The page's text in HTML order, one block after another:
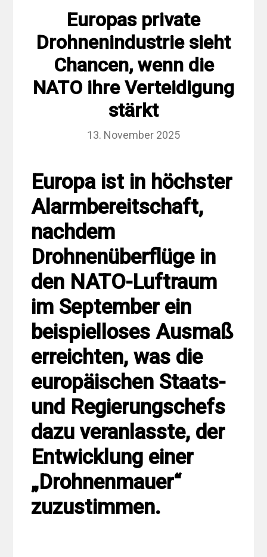
Europas private
Drohnenindustrie sieht
Chancen, wenn die
NATO ihre Verteidigung
stärkt
13. November 2025
Europa ist in höchster
Alarmbereitschaft,
nachdem
Drohnenüberflüge in
den NATO-Luftraum
im September ein
beispielloses Ausmaß
erreichten, was die
europäischen Staats-
und Regierungschefs
dazu veranlasste, der
Entwicklung einer
„Drohnenmauer“
zuzustimmen.